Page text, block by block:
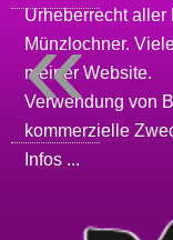
Urheberrecht
Münzlochner.
meinerWebsite.
Verwendung von
kommerzielle
Infos ...
«